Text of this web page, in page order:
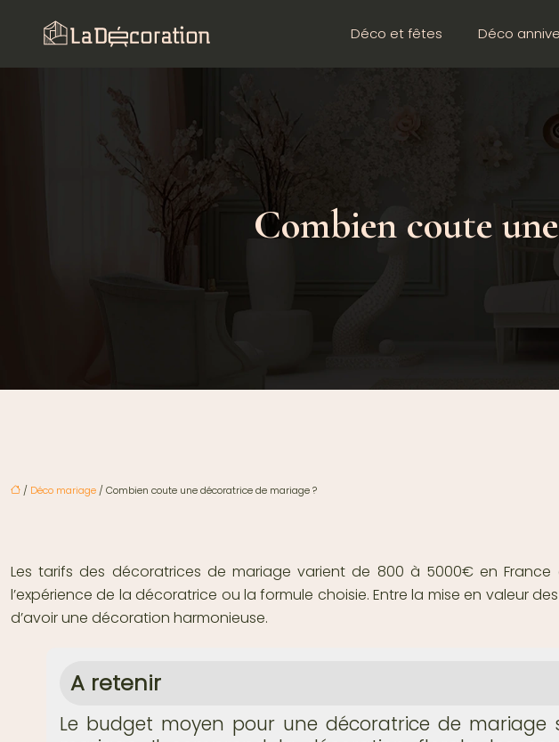
Déco et fêtes Déco
Combien coute
/ Déco mariage / Combien coute une décoratrice de mariage ?
Les tarifs des décoratrices de mariage varient de 800 à 5000€ en
l’expérience de la décoratrice ou la formule choisie. Entre la mise en valeur
d’avoir une décoration harmonieuse.
A retenir
Le budget moyen pour une décoratrice de